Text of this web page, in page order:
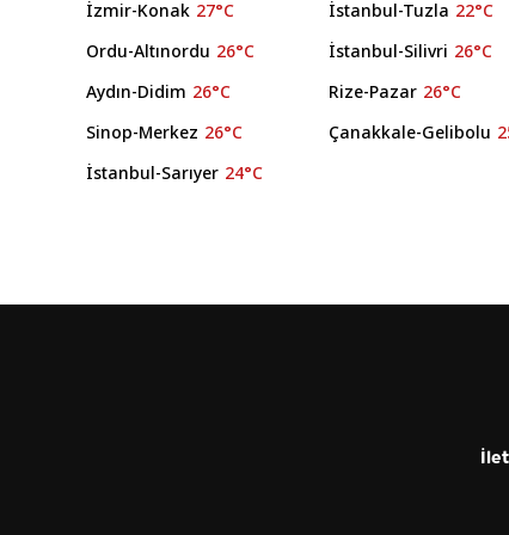
İzmir-Konak 27°C İstanbul-Tuzla 22°C
Ordu-Altınordu 26°C İstanbul-Silivri 26°C
Aydın-Didim 26°C Rize-Pazar 26°C
Sinop-Merkez 26°C Çanakkale-Gelibolu
İstanbul-Sarıyer 24°C